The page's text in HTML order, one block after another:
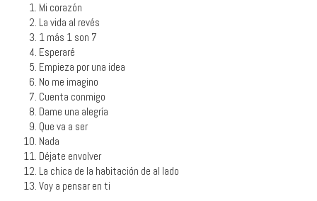
Mi corazón
La vida al revés
1 más 1 son 7
Esperaré
Empieza por una idea
No me imagino
Cuenta conmigo
Dame una alegría
Que va a ser
Nada
Déjate envolver
La chica de la habitación de al lado
Voy a pensar en ti